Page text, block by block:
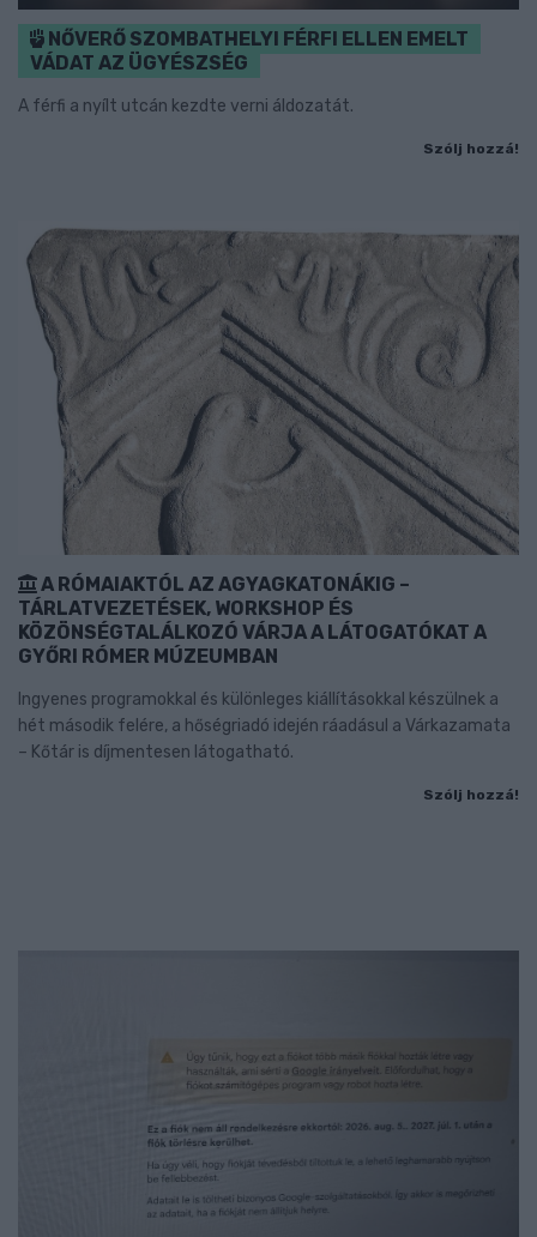
NŐVERŐ SZOMBATHELYI FÉRFI ELLEN EMELT
VÁDAT AZ ÜGYÉSZSÉG
A férfi a nyílt utcán kezdte verni áldozatát.
Szólj hozzá!
A RÓMAIAKTÓL AZ AGYAGKATONÁKIG –
TÁRLATVEZETÉSEK, WORKSHOP ÉS
KÖZÖNSÉGTALÁLKOZÓ VÁRJA A LÁTOGATÓKAT A
GYŐRI RÓMER MÚZEUMBAN
Ingyenes programokkal és különleges kiállításokkal készülnek a
hét második felére, a hőségriadó idején ráadásul a Várkazamata
– Kőtár is díjmentesen látogatható.
Szólj hozzá!